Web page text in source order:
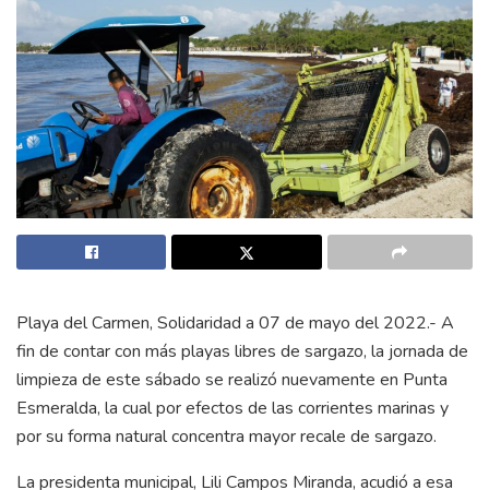
Playa del Carmen, Solidaridad a 07 de mayo del 2022.- A
fin de contar con más playas libres de sargazo, la jornada de
limpieza de este sábado se realizó nuevamente en Punta
Esmeralda, la cual por efectos de las corrientes marinas y
por su forma natural concentra mayor recale de sargazo.
La presidenta municipal, Lili Campos Miranda, acudió a esa